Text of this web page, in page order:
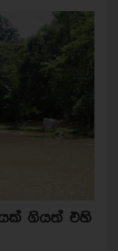
ගියත් එහි